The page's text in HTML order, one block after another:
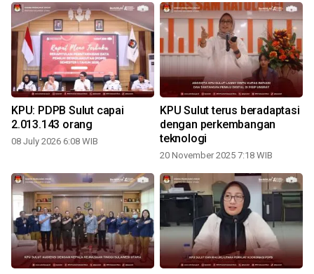
KPU: PDPB Sulut capai
2.013.143 orang
08 July 2026 6:08 WIB
KPU Sulut terus beradaptasi
dengan perkembangan
teknologi
20 November 2025 7:18 WIB